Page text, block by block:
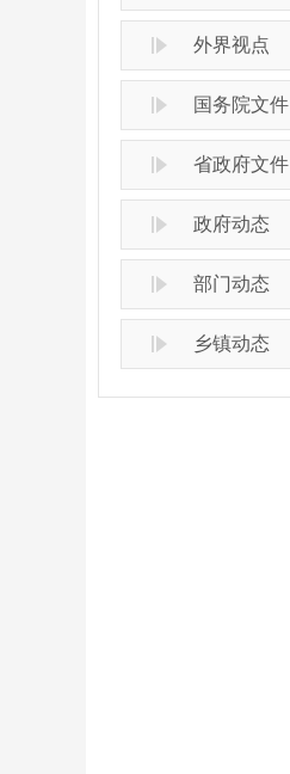
外界视点
国务院文件
省政府文件
政府动态
部门动态
乡镇动态